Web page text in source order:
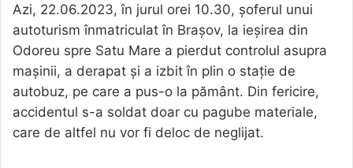
Azi, 22.06.2023, în jurul orei 10.30, șoferul unui
autoturism înmatriculat în Brașov, la ieșirea din
Odoreu spre Satu Mare a pierdut controlul asupra
mașinii, a derapat și a izbit în plin o stație de
autobuz, pe care a pus-o la pământ. Din fericire,
accidentul s-a soldat doar cu pagube materiale,
care de altfel nu vor fi deloc de neglijat.